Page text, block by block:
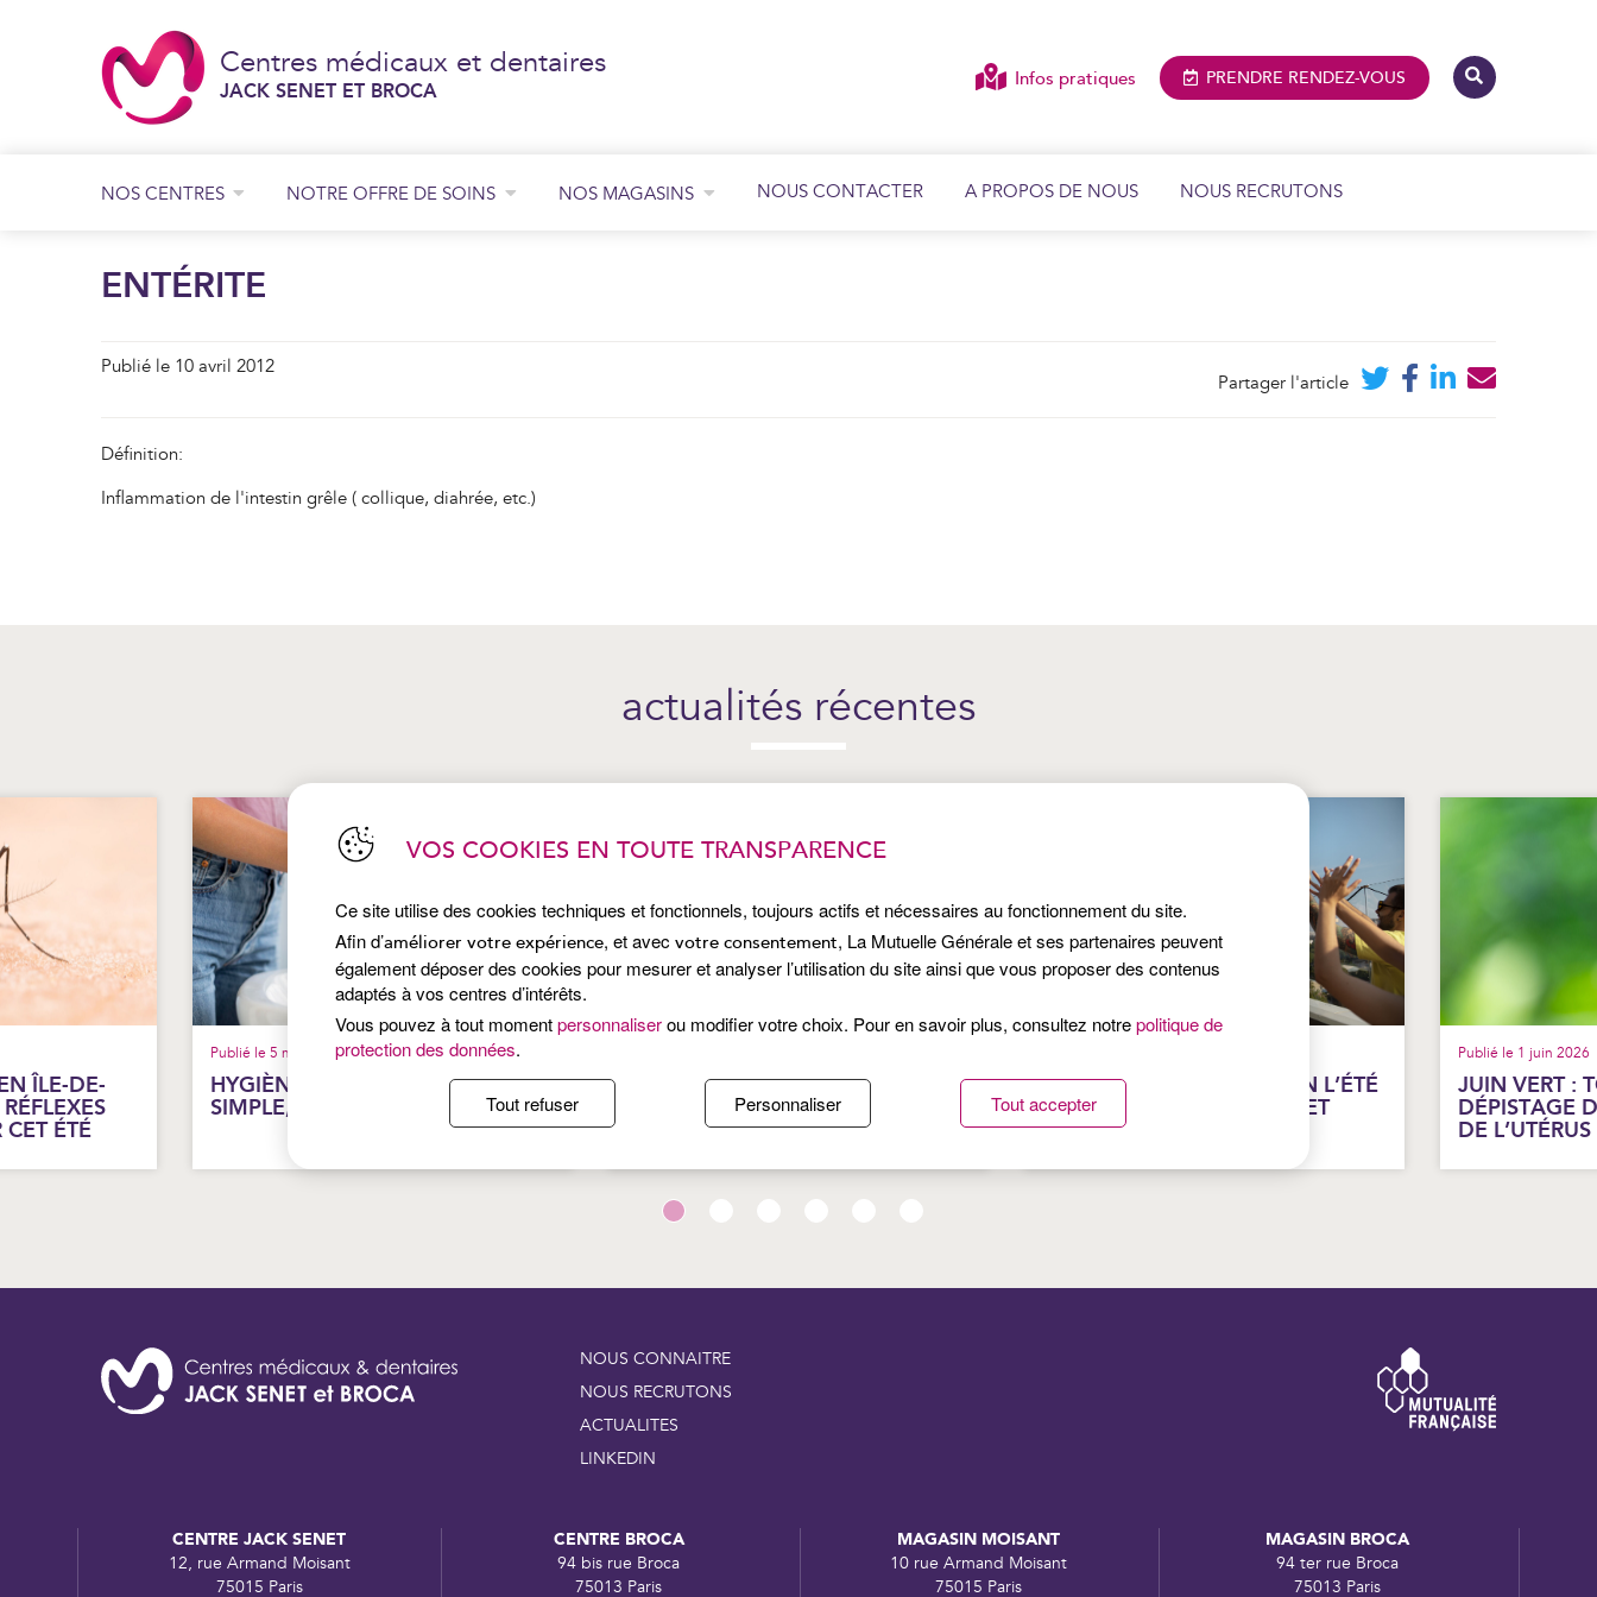
Centres médicaux et dentaires
JACK SENET ET BROCA Infos pratiques PRENDRE RENDEZ-VOUS
NOS CENTRES
JACK SENET
NOTRE OFFRE DE SOINS NOS MAGASINS NOUS CONTACTER A PROPOS DE NOUS NOUS RECRUTONS
ENTÉRITE
Publié le 10 avril 2012
Partager l'article
Définition:
Inflammation de l'intestin grêle ( collique, diahrée, etc.)
actualités récentes
ÎLE-DE-
CET ÉTÉ
Publié le 5 mai 2026
HYGIÈNE DES MAINS : UN GESTE
SIMPLE, DES EFFETS DURABLES
PROTÉGER SA PEAU DU SOLEIL :
LES BONS RÉFLEXES DE L’ÉTÉ
PROTÉGER SON AUDITION L’ÉTÉ
: FESTIVALS, ÉCOUTEURS ET
BAIGNADE
Publié le 1 juin 2026
JUIN VERT :
DÉPISTAGE
DE L’UTÉRUS
NOUS CONNAITRE
NOUS RECRUTONS
ACTUALITES
LINKEDIN
CENTRE JACK SENET
12, rue Armand Moisant
75015 Paris
CENTRE BROCA
94 bis rue Broca
75013 Paris
MAGASIN MOISANT
10 rue Armand Moisant
75015 Paris
MAGASIN BROCA
94 ter rue Broca
75013 Paris
VOS COOKIES EN TOUTE TRANSPARENCE
Ce site utilise des cookies techniques et fonctionnels, toujours actifs et nécessaires au fonctionnement du site.
Afin d’améliorer votre expérience, et avec votre consentement, La Mutuelle Générale et ses partenaires peuvent
également déposer des cookies pour mesurer et analyser l’utilisation du site ainsi que vous proposer des contenus
adaptés à vos centres d’intérêts.
Vous pouvez à tout momentpersonnaliserou modifier votre choix. Pour en savoir plus, consultez notrepolitique de
protection des données.
Tout accepter
Personnaliser
Tout refuser